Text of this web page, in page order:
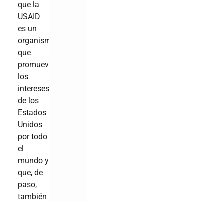
que la
USAID
es un
organismo
que
promueve
los
intereses
de los
Estados
Unidos
por todo
el
mundo y
que, de
paso,
también